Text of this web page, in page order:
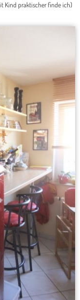
Kind praktischer finde ich)